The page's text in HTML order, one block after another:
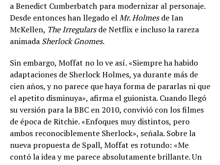
a Benedict Cumberbatch para modernizar al personaje.
Desde entonces han llegado elMr. Holmesde Ian
McKellen, The Irregularsde Netflix e incluso la rareza
animada Sherlock Gnomes.
Sin embargo, Moffat no lo ve así. «Siempre ha habido
adaptaciones de Sherlock Holmes, ya durante más de
cien años, y no parece que haya forma de pararlas ni que
el apetito disminuya», afirma el guionista. Cuando llegó
su versión para la BBC en 2010, convivió con los filmes
de época de Ritchie. «Enfoques muy distintos, pero
ambos reconociblemente Sherlock», señala. Sobre la
nueva propuesta de Spall, Moffat es rotundo: «Me
contó la idea y me parece absolutamente brillante. Un